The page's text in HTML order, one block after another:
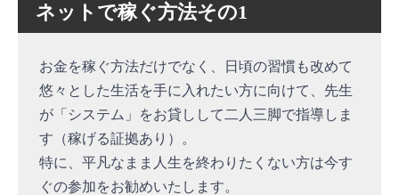
ネットで稼ぐ方法その1
お金を稼ぐ方法だけでなく、日頃の習慣も改めて
悠々とした生活を手に入れたい方に向けて、先生
が「システム」をお貸しして二人三脚で指導しま
す（稼げる証拠あり）。
特に、平凡なまま人生を終わりたくない方は今す
ぐの参加をお勧めいたします。